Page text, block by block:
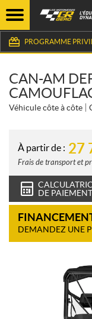
PROGRAMME
CAN-AM
Véhicule côte à côte
À partir de : 27
Frais de transport et
DE PAIEMENT
DEMANDEZ UNE